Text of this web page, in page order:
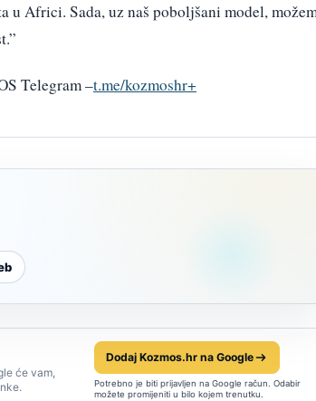
Africi. Sada, uz naš poboljšani model,
Telegram –t.me/kozmoshr+
će vam,
Dodaj Kozmos.hr na Google
Potrebno je biti prijavljen na Google račun. Odabir
možete promijeniti u bilo kojem trenutku.